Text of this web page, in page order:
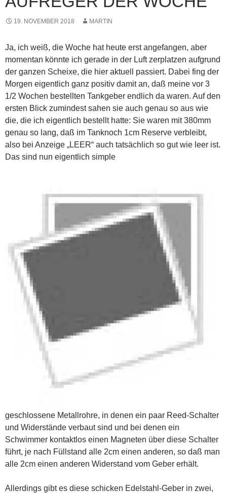
19. NOVEMBER 2018 MARTIN
Ja, ich weiß, die Woche hat heute erst angefangen, aber
momentan könnte ich gerade in der Luft zerplatzen aufgrund
der ganzen Scheixe, die hier aktuell passiert. Dabei fing der
Morgen eigentlich ganz positiv damit an, daß meine vor 3
1/2 Wochen bestellten Tankgeber endlich da waren. Auf den
ersten Blick zumindest sahen sie auch genau so aus wie
die, die ich eigentlich bestellt hatte: Sie waren mit 380mm
genau so lang, daß im Tanknoch 1cm Reserve verbleibt,
also bei Anzeige „LEER“ auch tatsächlich so gut wie leer ist.
Das sind nun eigentlich simple
geschlossene Metallrohre, in denen ein paar Reed-Schalter
und Widerstände verbaut sind und bei denen ein
Schwimmer kontaktlos einen Magneten über diese Schalter
führt, je nach Füllstand alle 2cm einen anderen, so daß man
alle 2cm einen anderen Widerstand vom Geber erhält.
Allerdings gibt es diese schicken Edelstahl-Geber in zwei,